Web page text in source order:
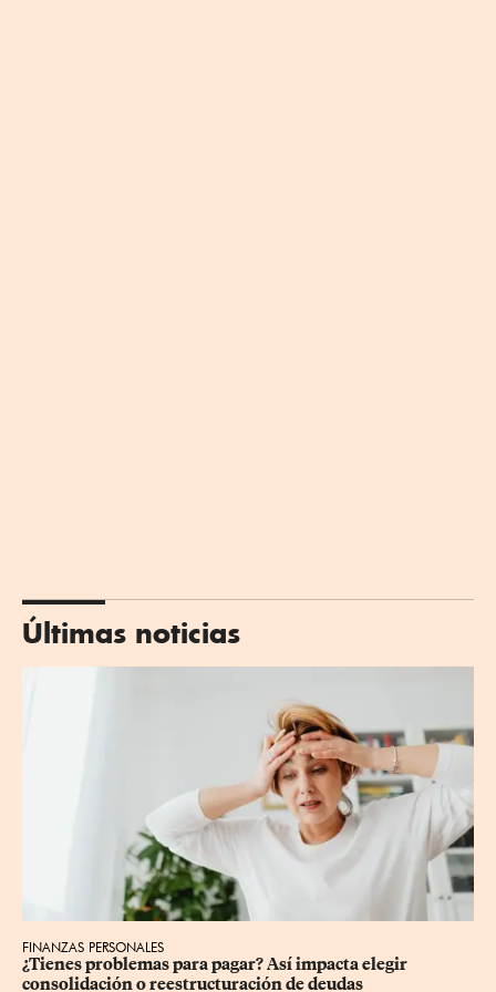
Últimas noticias
FINANZAS PERSONALES
¿Tienes problemas para pagar? Así impacta elegir
consolidación o reestructuración de deudas